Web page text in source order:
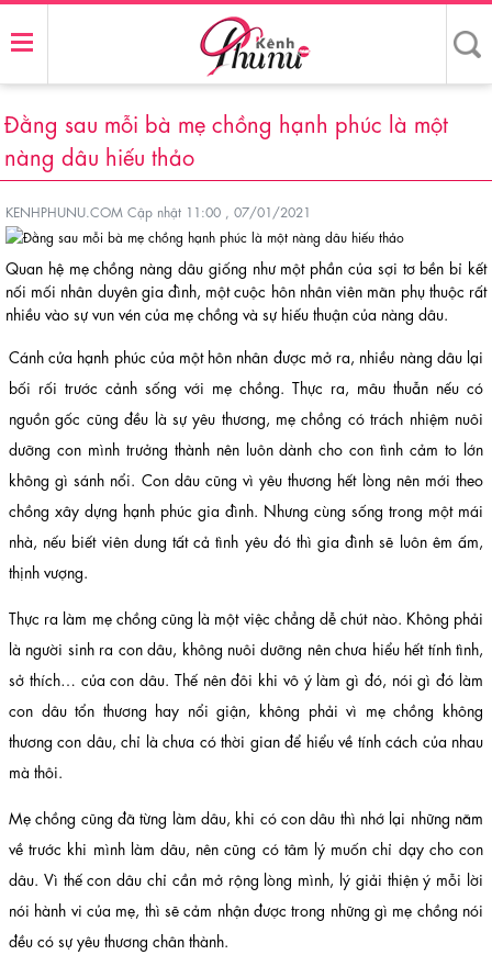
Đằng sau mỗi bà mẹ chồng hạnh phúc là một
nàng dâu hiếu thảo
KENHPHUNU.COM Cập nhật 11:00 , 07/01/2021
Quan hệ mẹ chồng nàng dâu giống như một phần của sợi tơ bền bỉ kết
nối mối nhân duyên gia đình, một cuộc hôn nhân viên mãn phụ thuộc rất
nhiều vào sự vun vén của mẹ chồng và sự hiếu thuận của nàng dâu.
Cánh cửa hạnh phúc của một hôn nhân được mở ra, nhiều nàng dâu lại
bối rối trước cảnh sống với mẹ chồng. Thực ra, mâu thuẫn nếu có
nguồn gốc cũng đều là sự yêu thương, mẹ chồng có trách nhiệm nuôi
dưỡng con mình trưởng thành nên luôn dành cho con tình cảm to lớn
không gì sánh nổi. Con dâu cũng vì yêu thương hết lòng nên mới theo
chồng xây dựng hạnh phúc gia đình. Nhưng cùng sống trong một mái
nhà, nếu biết viên dung tất cả tình yêu đó thì gia đình sẽ luôn êm ấm,
thịnh vượng.
Thực ra làm mẹ chồng cũng là một việc chẳng dễ chút nào. Không phải
là người sinh ra con dâu, không nuôi dưỡng nên chưa hiểu hết tính tình,
sở thích… của con dâu. Thế nên đôi khi vô ý làm gì đó, nói gì đó làm
con dâu tổn thương hay nổi giận, không phải vì mẹ chồng không
thương con dâu, chỉ là chưa có thời gian để hiểu về tính cách của nhau
mà thôi.
Mẹ chồng cũng đã từng làm dâu, khi có con dâu thì nhớ lại những năm
về trước khi mình làm dâu, nên cũng có tâm lý muốn chỉ dạy cho con
dâu. Vì thế con dâu chỉ cần mở rộng lòng mình, lý giải thiện ý mỗi lời
nói hành vi của mẹ, thì sẽ cảm nhận được trong những gì mẹ chồng nói
đều có sự yêu thương chân thành.